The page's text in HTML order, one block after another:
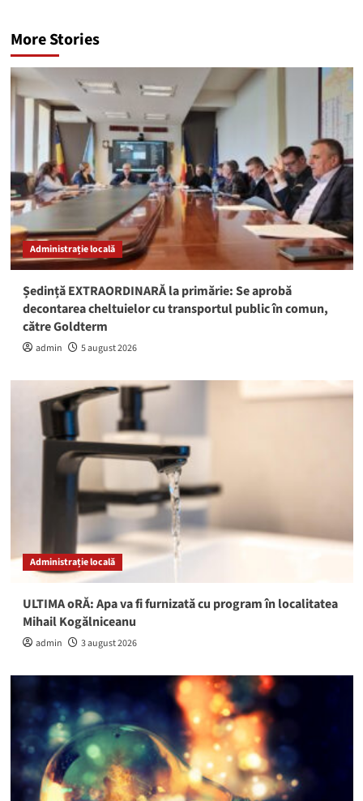
More Stories
Administrație locală
Ședință EXTRAORDINARĂ la primărie: Se aprobă
decontarea cheltuielor cu transportul public în comun,
către Goldterm
admin 5 august 2026
Administrație locală
ULTIMA oRĂ: Apa va fi furnizată cu program în localitatea
Mihail Kogălniceanu
admin 3 august 2026